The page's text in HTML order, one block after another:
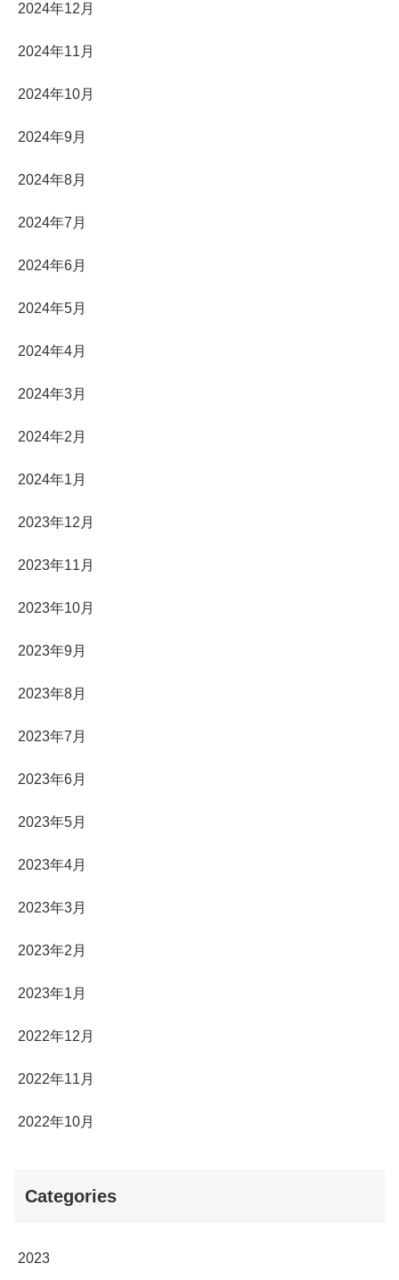
2024年12月
2024年11月
2024年10月
2024年9月
2024年8月
2024年7月
2024年6月
2024年5月
2024年4月
2024年3月
2024年2月
2024年1月
2023年12月
2023年11月
2023年10月
2023年9月
2023年8月
2023年7月
2023年6月
2023年5月
2023年4月
2023年3月
2023年2月
2023年1月
2022年12月
2022年11月
2022年10月
Categories
2023